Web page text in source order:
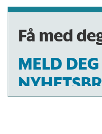
Få med
MELD